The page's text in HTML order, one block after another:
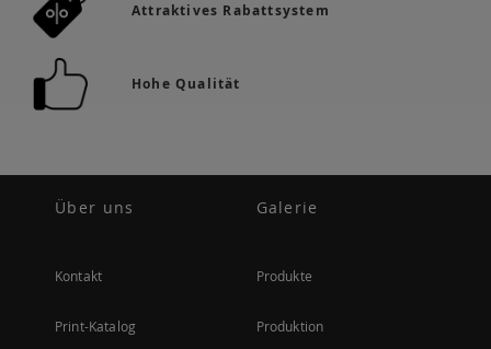
Attraktives Rabattsystem
Hohe Qualität
Über uns
Kontakt
Print-Katalog
Galerie
Produkte
Produktion